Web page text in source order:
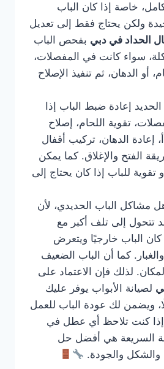
خاصة إذا كان الباب
ولكن يحتاج فقط إلى تعديل
الحداد في دبي بفحص الباب
سواء كانت في المفصلات،
أو الدهان، ثم تنفيذ الإصلاح
إعادة ضبط الباب إذا
تقوية اللحام، إصلاح
إعادة الدهان، تركيب أقفال
الفتح والإغلاق. كما يمكن
تقوية للباب إذا كان يحتاج إلى
مشاكل الباب الحديدي، لأن
تتحول إلى تلف أكبر مع
الباب خارجيًا ويتعرض
كما أن الباب الضعيف
لذلك فإن الاعتماد على
لصيانة الأبواب يوفر عليك
ويضمن لك عودة الباب للعمل
كنت تلاحظ أي عطل في
السريعة هي أفضل حل
والشكل والجودة.